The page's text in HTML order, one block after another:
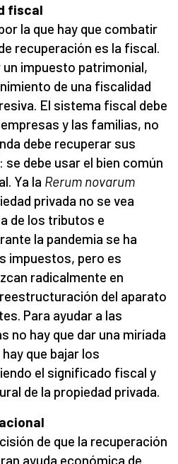
fiscal
la que hay que combatir
recuperación es la fiscal.
un impuesto patrimonial,
de una fiscalidad
El sistema fiscal debe
y las familias, no
debe recuperar sus
debe usar el bien común
Ya la Rerum novarum
privada no se vea
de los tributos e
la pandemia se ha
impuestos, pero es
radicalmente en
del aparato
Para ayudar a las
no hay que dar una miríada
que bajar los
el significado fiscal y
de la propiedad privada.
de que la recuperación
ayuda económica de